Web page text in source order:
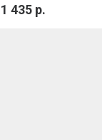
0,288м3/уп
1 435 р.